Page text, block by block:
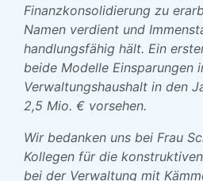
Finanzkonsolidierung zu
Namen verdient und
handlungsfähig hält. Ein
beide Modelle Einsparungen
Verwaltungshaushalt in den
2,5 Mio. € vorsehen.
Wir bedanken uns bei Frau
Kollegen für die
bei der Verwaltung mit